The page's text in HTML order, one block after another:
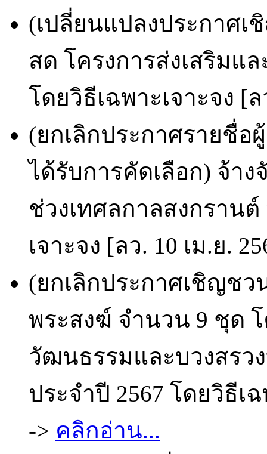
(เปลี่ยนแปลงประกาศ
สด โครงการส่งเสริมแ
โดยวิธีเฉพาะเจาะจง [
(ยกเลิกประกาศรายชื่อ
ได้รับการคัดเลือก) จ้า
ช่วงเทศลกาลสงกรานต์
เจาะจง [ลว. 10 เม.ย.
(ยกเลิกประกาศเชิญชว
พระสงฆ์ จำนวน 9 ชุด
วัฒนธรรมและบวงสรว
ประจำปี 2567 โดยวิธีเ
-> คลิกอ่าน...